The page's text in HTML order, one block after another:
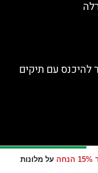
על מלונות
להיכנס עם תיקים